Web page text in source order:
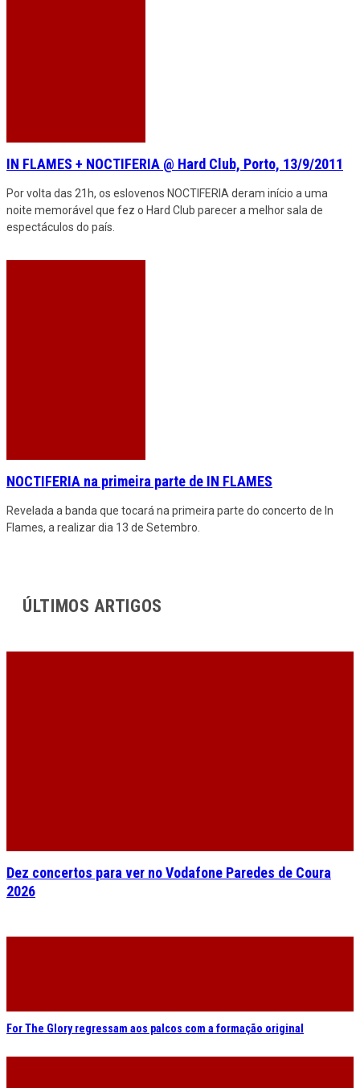
IN FLAMES + NOCTIFERIA @ Hard Club, Porto, 13/9/2011
Por volta das 21h, os eslovenos NOCTIFERIA deram início a uma
noite memorável que fez o Hard Club parecer a melhor sala de
espectáculos do país.
NOCTIFERIA na primeira parte de IN FLAMES
Revelada a banda que tocará na primeira parte do concerto de In
Flames, a realizar dia 13 de Setembro.
ÚLTIMOS ARTIGOS
Dez concertos para ver no Vodafone Paredes de Coura
2026
For The Glory regressam aos palcos com a formação original